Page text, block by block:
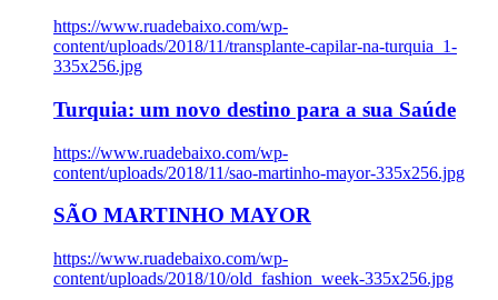
https://www.ruadebaixo.com/wp-
content/uploads/2018/11/transplante-capilar-na-turquia_1-
335x256.jpg
Turquia: um novo destino para a sua Saúde
https://www.ruadebaixo.com/wp-
content/uploads/2018/11/sao-martinho-mayor-335x256.jpg
SÃO MARTINHO MAYOR
https://www.ruadebaixo.com/wp-
content/uploads/2018/10/old_fashion_week-335x256.jpg